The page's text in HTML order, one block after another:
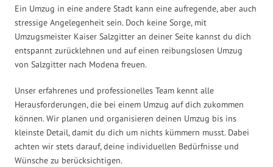
Ein Umzug in eine andere Stadt kann eine aufregende, aber auch
stressige Angelegenheit sein. Doch keine Sorge, mit
Umzugsmeister Kaiser Salzgitter an deiner Seite kannst du dich
entspannt zurücklehnen und auf einen reibungslosen Umzug
von Salzgitter nach Modena freuen.
Unser erfahrenes und professionelles Team kennt alle
Herausforderungen, die bei einem Umzug auf dich zukommen
können. Wir planen und organisieren deinen Umzug bis ins
kleinste Detail, damit du dich um nichts kümmern musst. Dabei
achten wir stets darauf, deine individuellen Bedürfnisse und
Wünsche zu berücksichtigen.